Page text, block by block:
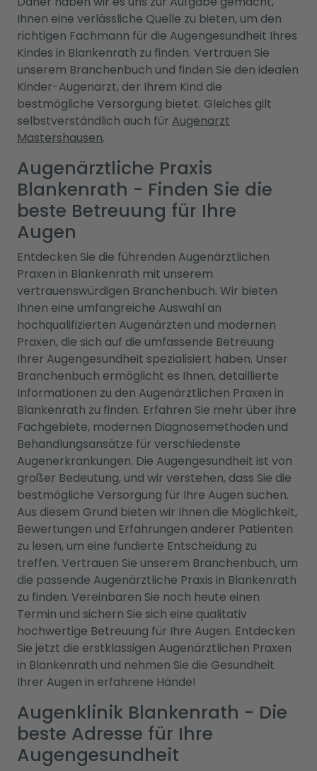
Ihnen eine verlässliche Quelle zu bieten, um den
richtigen Fachmann für die Augengesundheit Ihres
Kindes in Blankenrath zu finden. Vertrauen Sie
unserem Branchenbuch und finden Sie den idealen
Kinder-Augenarzt, der Ihrem Kind die
bestmögliche Versorgung bietet. Gleiches gilt
selbstverständlich auch für Augenarzt
Mastershausen.
Augenärztliche Praxis
Blankenrath - Finden Sie die
beste Betreuung für Ihre
Augen
Entdecken Sie die führenden Augenärztlichen
Praxen in Blankenrath mit unserem
vertrauenswürdigen Branchenbuch. Wir bieten
Ihnen eine umfangreiche Auswahl an
hochqualifizierten Augenärzten und modernen
Praxen, die sich auf die umfassende Betreuung
Ihrer Augengesundheit spezialisiert haben. Unser
Branchenbuch ermöglicht es Ihnen, detaillierte
Informationen zu den Augenärztlichen Praxen in
Blankenrath zu finden. Erfahren Sie mehr über ihre
Fachgebiete, modernen Diagnosemethoden und
Behandlungsansätze für verschiedenste
Augenerkrankungen. Die Augengesundheit ist von
großer Bedeutung, und wir verstehen, dass Sie die
bestmögliche Versorgung für Ihre Augen suchen.
Aus diesem Grund bieten wir Ihnen die Möglichkeit,
Bewertungen und Erfahrungen anderer Patienten
zu lesen, um eine fundierte Entscheidung zu
treffen. Vertrauen Sie unserem Branchenbuch, um
die passende Augenärztliche Praxis in Blankenrath
zu finden. Vereinbaren Sie noch heute einen
Termin und sichern Sie sich eine qualitativ
hochwertige Betreuung für Ihre Augen. Entdecken
Sie jetzt die erstklassigen Augenärztlichen Praxen
in Blankenrath und nehmen Sie die Gesundheit
Ihrer Augen in erfahrene Hände!
Augenklinik Blankenrath - Die
beste Adresse für Ihre
Augengesundheit